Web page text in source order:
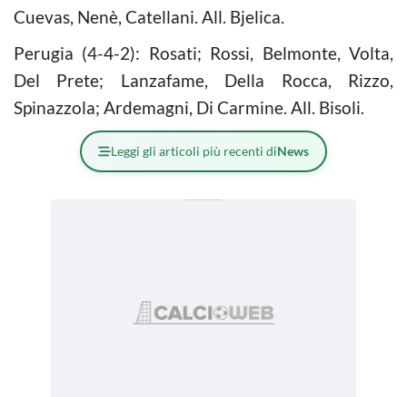
Cuevas, Nenè, Catellani. All. Bjelica.
Perugia (4-4-2): Rosati; Rossi, Belmonte, Volta,
Del Prete; Lanzafame, Della Rocca, Rizzo,
Spinazzola; Ardemagni, Di Carmine. All. Bisoli.
Leggi gli articoli più recenti diNews